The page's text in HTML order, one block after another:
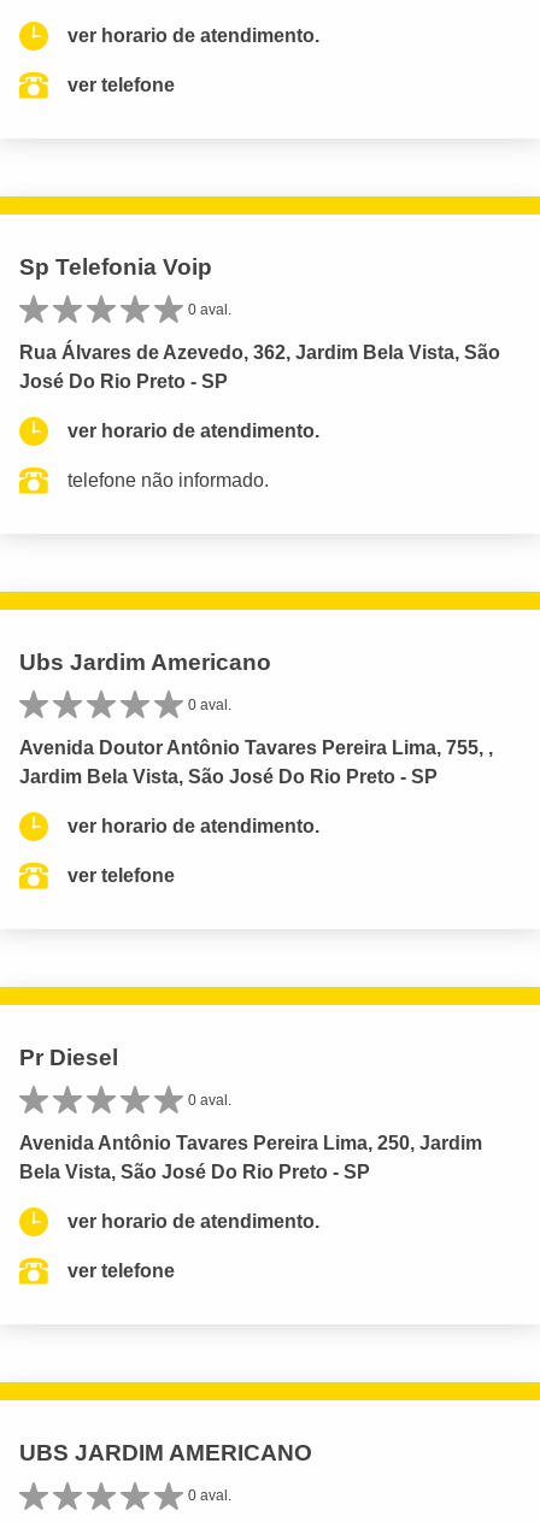
ver horario de atendimento.
ver telefone
Sp Telefonia Voip
0 aval.
Rua Álvares de Azevedo, 362, Jardim Bela Vista, São
José Do Rio Preto - SP
ver horario de atendimento.
telefone não informado.
Ubs Jardim Americano
0 aval.
Avenida Doutor Antônio Tavares Pereira Lima, 755, ,
Jardim Bela Vista, São José Do Rio Preto - SP
ver horario de atendimento.
ver telefone
Pr Diesel
0 aval.
Avenida Antônio Tavares Pereira Lima, 250, Jardim
Bela Vista, São José Do Rio Preto - SP
ver horario de atendimento.
ver telefone
UBS JARDIM AMERICANO
0 aval.